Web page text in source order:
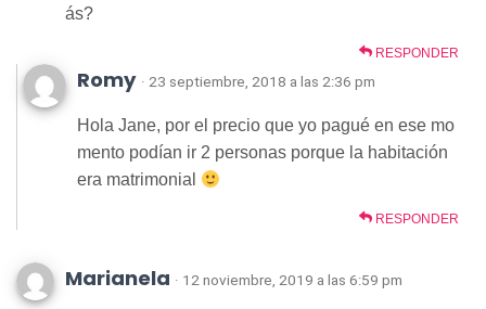
ás?
RESPONDER
Romy · 23 septiembre, 2018 a las 2:36 pm
Hola Jane, por el precio que yo pagué en ese mo
mento podían ir 2 personas porque la habitación
era matrimonial
RESPONDER
Marianela · 12 noviembre, 2019 a las 6:59 pm